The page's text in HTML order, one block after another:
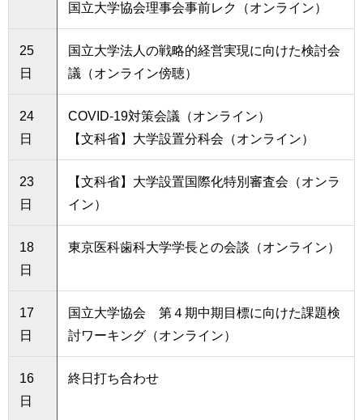
国立大学協会理事会事前レク（オンライン）
25
日
国立大学法人の戦略的経営実現に向けた検討会
議（オンライン傍聴）
24
日
COVID-19対策会議（オンライン）
【文科省】大学設置分科会（オンライン）
23
日
【文科省】大学設置国際化特別審査会（オンラ
イン）
18
日
東京医科歯科大学学長との会談（オンライン）
17
日
国立大学協会 第４期中期目標に向けた課題検
討ワーキング（オンライン）
16
日
終日打ち合わせ